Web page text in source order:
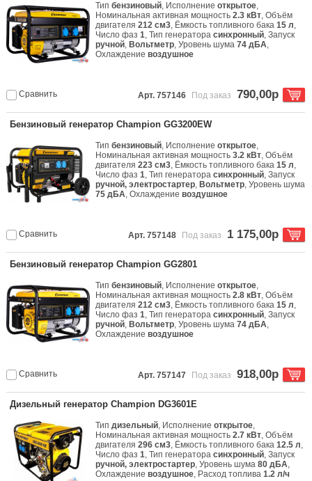
Типбензиновый, Исполнениеоткрытое,
Номинальная активная мощность2.3 кВт, Объём
двигателя212 см3, Ёмкость топливного бака15 л,
Число фаз1, Тип генераторасинхронный, Запуск
ручной, Вольтметр, Уровень шума74 дБА,
Охлаждениевоздушное
Сравнить Арт. 757146 Под заказ 790,00р
Бензиновый генератор Champion GG3200EW
Типбензиновый, Исполнениеоткрытое,
Номинальная активная мощность3.2 кВт, Объём
двигателя223 см3, Ёмкость топливного бака15 л,
Число фаз1, Тип генераторасинхронный, Запуск
ручной, электростартер, Вольтметр, Уровень шума
75 дБА, Охлаждениевоздушное
Сравнить Арт. 757148 Под заказ 1 175,00р
Бензиновый генератор Champion GG2801
Типбензиновый, Исполнениеоткрытое,
Номинальная активная мощность2.8 кВт, Объём
двигателя212 см3, Ёмкость топливного бака15 л,
Число фаз1, Тип генераторасинхронный, Запуск
ручной, Вольтметр, Уровень шума74 дБА,
Охлаждениевоздушное
Сравнить Арт. 757147 Под заказ 918,00р
Дизельный генератор Champion DG3601E
Типдизельный, Исполнениеоткрытое,
Номинальная активная мощность2.7 кВт, Объём
двигателя296 см3, Ёмкость топливного бака12.5 л,
Число фаз1, Тип генераторасинхронный, Запуск
ручной, электростартер, Уровень шума80 дБА,
Охлаждениевоздушное, Расход топлива1.2 л/ч